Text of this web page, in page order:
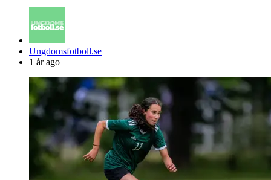
Posted
by
Ungdomsfotboll.se
1 år ago